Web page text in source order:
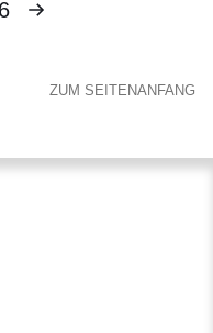
6
Nächste
ZUM SEITENANFANG